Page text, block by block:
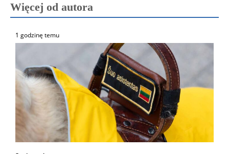
Więcej od autora
1 godzinę temu